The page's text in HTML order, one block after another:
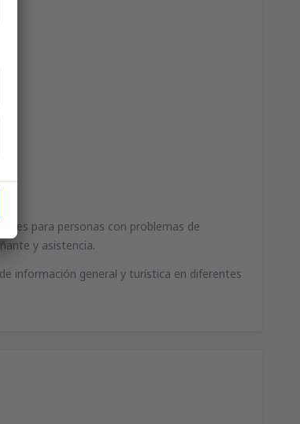
para personas con problemas de
y asistencia.
información general y turística en diferentes